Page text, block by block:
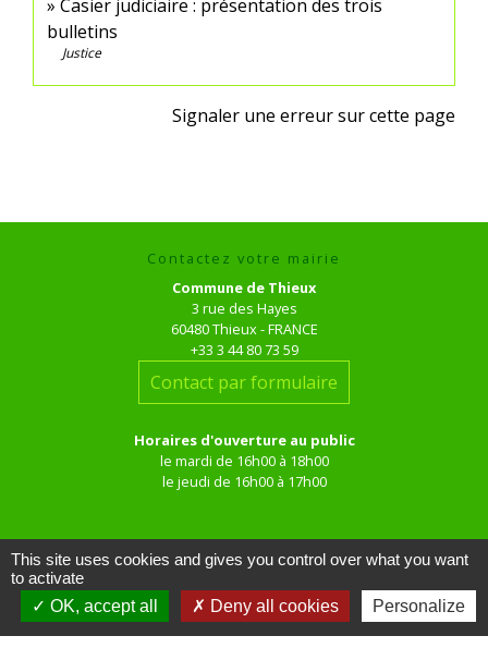
Casier judiciaire : présentation des trois
bulletins
Justice
Signaler une erreur sur cette page
Contactez votre mairie
Commune de Thieux
3 rue des Hayes
60480 Thieux - FRANCE
+33 3 44 80 73 59
Contact par formulaire
Horaires d'ouverture au public
le mardi de 16h00 à 18h00
le jeudi de 16h00 à 17h00
This site uses cookies and gives you control over what you want
to activate
OK, accept all
Deny all cookies Personalize